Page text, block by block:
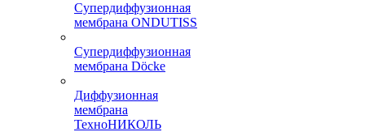
Супердиффузионная
мембрана ONDUTISS
Супердиффузионная
мембрана Döcke
Диффузионная
мембрана
ТехноНИКОЛЬ